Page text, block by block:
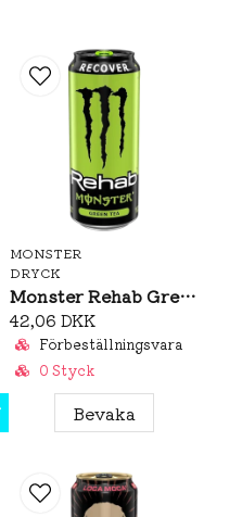
MONSTER
DRYCK
Monster Rehab Green Tea 458ml
42,06 DKK
Förbeställningsvara
0 Styck
Bevaka